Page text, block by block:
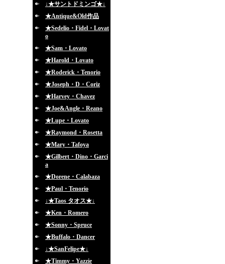
↓★サントドミンゴ★↓
★Antique&Old作品
★Sedelio・Fidel・Lovat
o
★Sam・Lovato
★Harold・Lovato
★Roderick・Tenorio
★Joseph・D・Coriz
★Harvey・Chavez
★Joe&Angle・Reano
★Lupe・Lovato
★Raymond・Rosetta
★Mary・Tafoya
★Gilbert・Dino・Garci
a
★Dorene・Calabaza
★Paul・Tenorio
↓★Taos タオス★↓
★Ken・Romero
★Sonny・Spruce
★Buffalo・Dancer
↓★SanFelipe★↓
★Timmy・Yazzie